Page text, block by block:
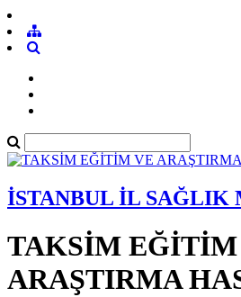
İSTANBUL İL SAĞLIK
TAKSİM EĞİTİM
ARAŞTIRMA